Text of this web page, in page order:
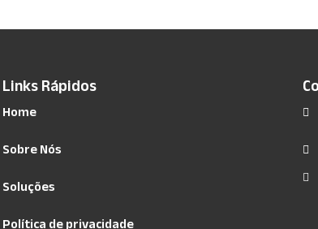
Links Rápidos
Home
Sobre Nós
Soluções
Política de privacidade